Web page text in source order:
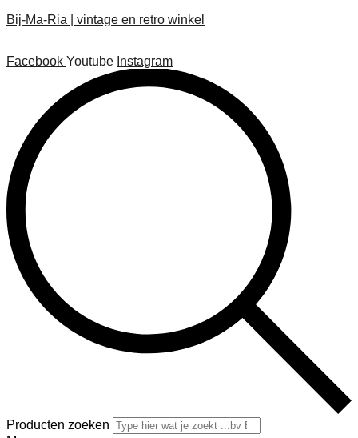
Bij-Ma-Ria | vintage en retro winkel
Facebook Youtube Instagram
Producten zoeken